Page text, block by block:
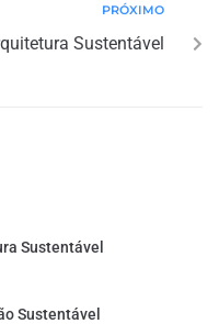
PRÓXIMO
Sustentável
Sustentável
Sustentável